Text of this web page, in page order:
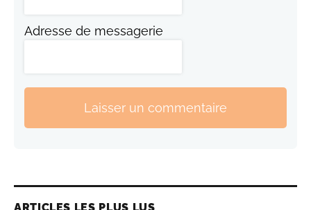
Adresse de messagerie
Laisser un commentaire